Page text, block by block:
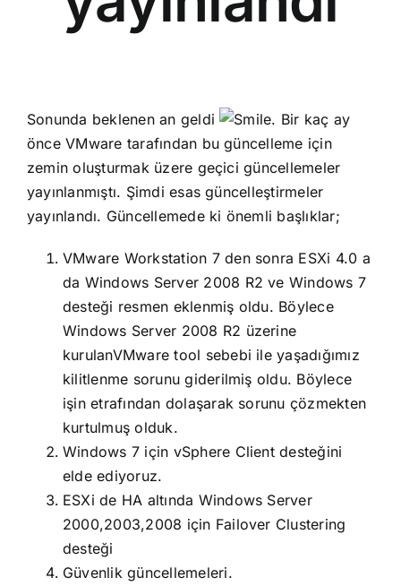
Sonunda beklenen an geldi
. Bir kaç ay
önce VMware tarafından bu güncelleme için
zemin oluşturmak üzere geçici güncellemeler
yayınlanmıştı. Şimdi esas güncelleştirmeler
yayınlandı. Güncellemede ki önemli başlıklar;
VMware Workstation 7 den sonra ESXi 4.0 a
da Windows Server 2008 R2 ve Windows 7
desteği resmen eklenmiş oldu. Böylece
Windows Server 2008 R2 üzerine
kurulanVMware tool sebebi ile yaşadığımız
kilitlenme sorunu giderilmiş oldu. Böylece
işin etrafından dolaşarak sorunu çözmekten
kurtulmuş olduk.
Windows 7 için vSphere Client desteğini
elde ediyoruz.
ESXi de HA altında Windows Server
2000,2003,2008 için Failover Clustering
desteği
Güvenlik güncellemeleri.